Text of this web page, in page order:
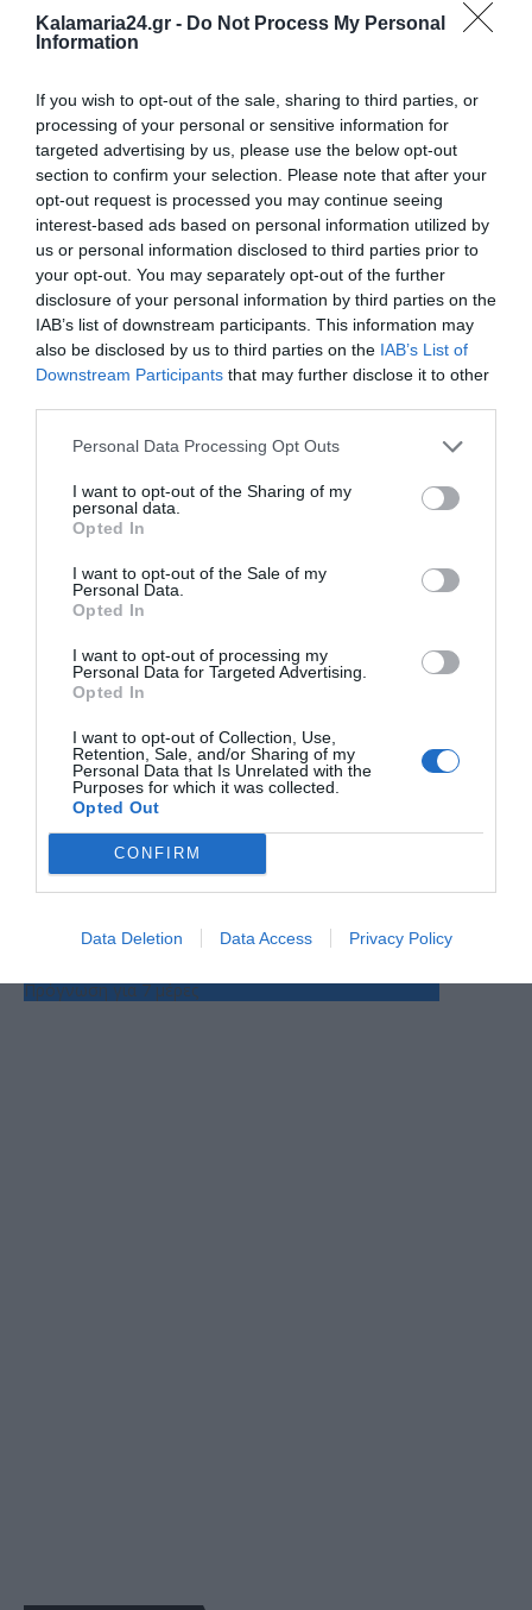
Kalamaria24.gr - Do Not Process My Personal
Information
If you wish to opt-out of the sale, sharing to third parties, or
processing of your personal or sensitive information for
targeted advertising by us, please use the below opt-out
section to confirm your selection. Please note that after your
opt-out request is processed you may continue seeing
interest-based ads based on personal information utilized by
us or personal information disclosed to third parties prior to
your opt-out. You may separately opt-out of the further
disclosure of your personal information by third parties on the
IAB’s list of downstream participants. This information may
also be disclosed by us to third parties on the IAB’s List of
Downstream Participants that may further disclose it to other
Personal Data Processing Opt Outs
I want to opt-out of the Sharing of my
personal data.
Opted In
I want to opt-out of the Sale of my
Personal Data.
Opted In
I want to opt-out of processing my
Personal Data for Targeted Advertising.
Opted In
I want to opt-out of Collection, Use,
Retention, Sale, and/or Sharing of my
Personal Data that Is Unrelated with the
Purposes for which it was collected.
Opted Out
CONFIRM
Data Deletion Data Access Privacy Policy
Θεσσαλονίκη
Σάββατο, 08
+38°+28°
Δευτέρα
+34°+25°
Τρίτη
+36°+26°
+ 34°+26°
Πρόγνωση για 7 μέρες